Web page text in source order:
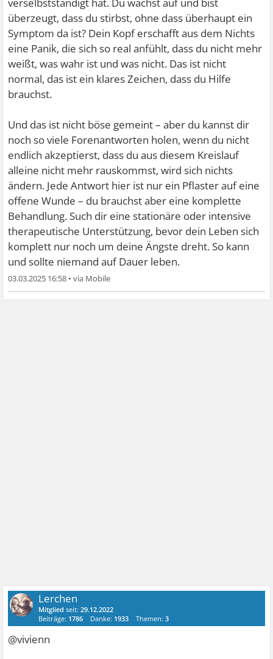
überzeugt, dass du stirbst, ohne dass überhaupt ein
Symptom da ist? Dein Kopf erschafft aus dem Nichts
eine Panik, die sich so real anfühlt, dass du nicht mehr
weißt, was wahr ist und was nicht. Das ist nicht
normal, das ist ein klares Zeichen, dass du Hilfe
brauchst.
Und das ist nicht böse gemeint – aber du kannst dir
noch so viele Forenantworten holen, wenn du nicht
endlich akzeptierst, dass du aus diesem Kreislauf
alleine nicht mehr rauskommst, wird sich nichts
ändern. Jede Antwort hier ist nur ein Pflaster auf eine
offene Wunde – du brauchst aber eine komplette
Behandlung. Such dir eine stationäre oder intensive
therapeutische Unterstützung, bevor dein Leben sich
komplett nur noch um deine Ängste dreht. So kann
und sollte niemand auf Dauer leben.
03.03.2025 16:58 •
Lerchen
Mitglied seit:29.12.2022
Beiträge: 1786 Danke: 1933 Themen:3
@vivienn